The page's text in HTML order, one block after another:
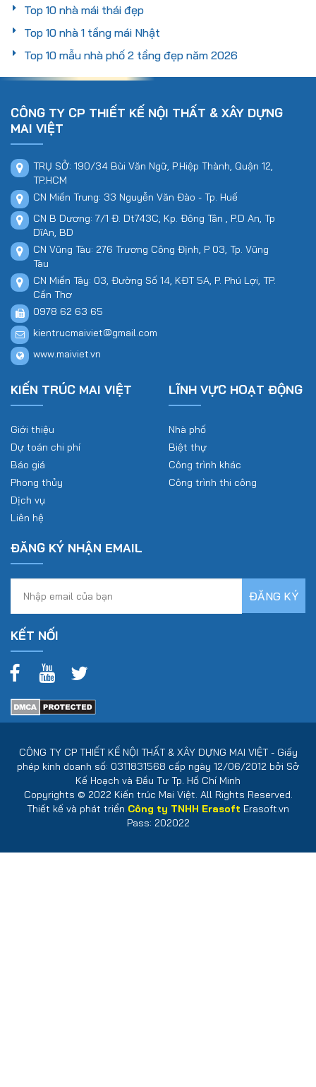
Top 10 nhà mái thái đẹp
Top 10 nhà 1 tầng mái Nhật
Top 10 mẫu nhà phố 2 tầng đẹp năm 2026
CÔNG TY CP THIẾT KẾ NỘI THẤT & XÂY DỰNG
MAI VIỆT
TRỤ SỞ: 190/34 Bùi Văn Ngữ, P.Hiệp Thành, Quận 12,
TP.HCM
CN Miền Trung: 33 Nguyễn Văn Đào - Tp. Huế
CN B Dương: 7/1 Đ. Dt743C, Kp. Đông Tân , P.D An, Tp
DĩAn, BD
CN Vũng Tàu: 276 Trương Công Định, P 03, Tp. Vũng
Tàu
CN Miền Tây: 03, Đường Số 14, KĐT 5A, P. Phú Lợi, TP.
Cần Thơ
0978 62 63 65
kientrucmaiviet@gmail.com
www.maiviet.vn
KIẾN TRÚC MAI VIỆT
Giới thiệu
Dự toán chi phí
Báo giá
Phong thủy
Dịch vụ
Liên hệ
LĨNH VỰC HOẠT ĐỘNG
Nhà phố
Biệt thự
Công trình khác
Công trình thi công
ĐĂNG KÝ NHẬN EMAIL
KẾT NỐI
CÔNG TY CP THIẾT KẾ NỘI THẤT & XÂY DỰNG MAI VIỆT - Giấy
phép kinh doanh số: 0311831568 cấp ngày 12/06/2012 bởi Sở
Kế Hoạch và Đầu Tư Tp. Hồ Chí Minh
Copyrights © 2022 Kiến trúc Mai Việt. All Rights Reserved.
Thiết kế và phát triển Công ty TNHH Erasoft Erasoft.vn
Pass: 202022